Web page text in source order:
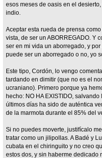
esos meses de oasis en el
indio.
Aceptar esta rueda de prensa
vista, de ser un ABORREGADO. Y
ser en mi vida un aborregado, y
puede ser un aborregado o no, yo
Este tipo, Cordón, lo vengo
tardando en dimitir (que no es el
ucraniano). Primero porque ya
hecho: NO HA EXISTIDO,
últimos días ha sido de auténtica
de la marmota durante el 85% del
Si no puedes moverte, justifícalo
tratar como un jilipollas. A Badé y
cubata en el chiringuito y no creo
estos dos, y sin haberme